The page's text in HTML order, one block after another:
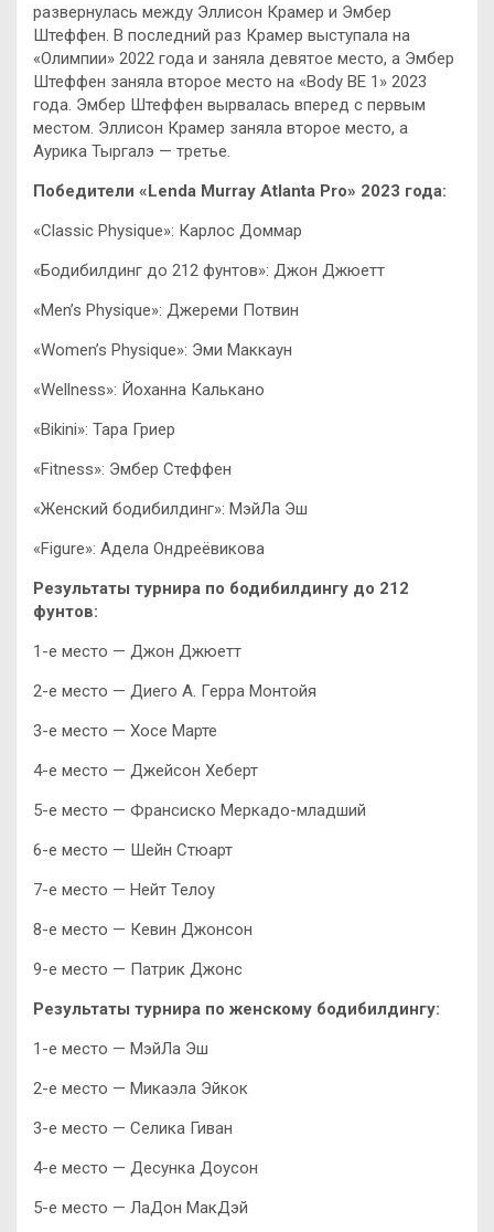
развернулась между Эллисон Крамер и Эмбер
Штеффен. В последний раз Крамер выступала на
«Олимпии» 2022 года и заняла девятое место, а Эмбер
Штеффен заняла второе место на «Body BE 1» 2023
года. Эмбер Штеффен вырвалась вперед с первым
местом. Эллисон Крамер заняла второе место, а
Аурика Тыргалэ — третье.
Победители «Lenda Murray Atlanta Pro» 2023 года:
«Classic Physique»: Карлос Доммар
«Бодибилдинг до 212 фунтов»: Джон Джюетт
«Men’s Physique»: Джереми Потвин
«Women’s Physique»: Эми Маккаун
«Wellness»: Йоханна Калькано
«Bikini»: Тара Гриер
«Fitness»: Эмбер Стеффен
«Женский бодибилдинг»: МэйЛа Эш
«Figure»: Адела Ондреёвикова
Результаты турнира по бодибилдингу до 212
фунтов:
1-е место — Джон Джюетт
2-е место — Диего А. Герра Монтойя
3-е место — Хосе Марте
4-е место — Джейсон Хеберт
5-е место — Франсиско Меркадо-младший
6-е место — Шейн Стюарт
7-е место — Нейт Телоу
8-е место — Кевин Джонсон
9-е место — Патрик Джонс
Результаты турнира по женскому бодибилдингу:
1-е место — МэйЛа Эш
2-е место — Микаэла Эйкок
3-е место — Селика Гиван
4-е место — Десунка Доусон
5-е место — ЛаДон МакДэй